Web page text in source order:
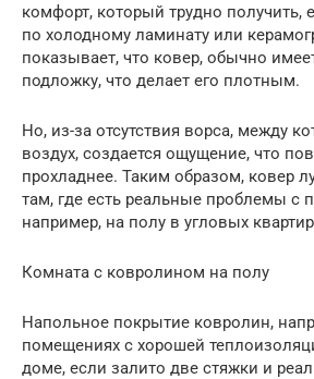
комфорт, который трудно получить,
по холодному ламинату или
показывает, что ковер, обычно
подложку, что делает его плотным.
Но, из-за отсутствия ворса, между
воздух, создается ощущение, что
прохладнее. Таким образом, ковер
там, где есть реальные проблемы с
например, на полу в угловых
Комната с ковролином на полу
Напольное покрытие ковролин,
помещениях с хорошей
доме, если залито две стяжки и